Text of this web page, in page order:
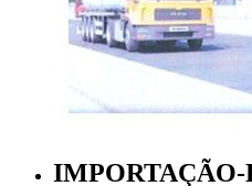
IMPORTAÇÃO-